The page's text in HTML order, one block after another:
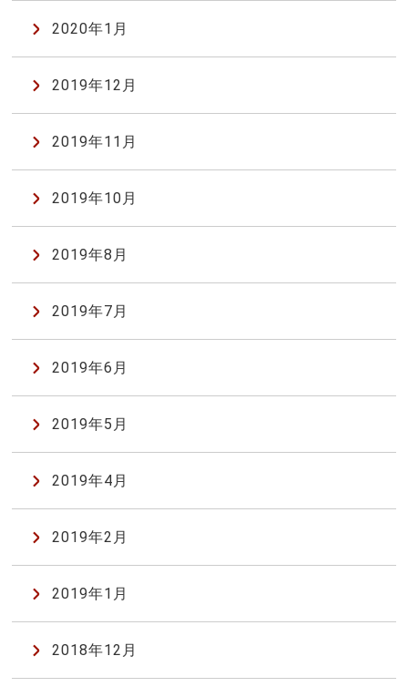
2020年1月
2019年12月
2019年11月
2019年10月
2019年8月
2019年7月
2019年6月
2019年5月
2019年4月
2019年2月
2019年1月
2018年12月